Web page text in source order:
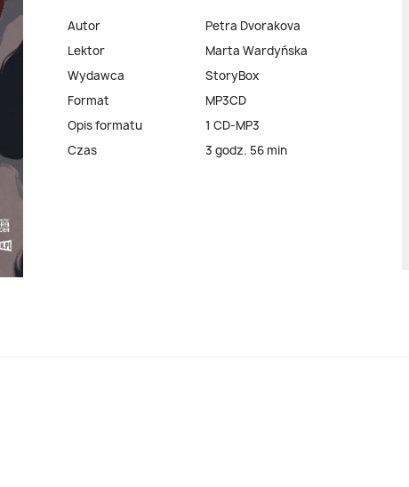
Autor
Petra Dvorakova
Lektor
Marta Wardyńska
Wydawca
StoryBox
Format
MP3CD
Opis formatu
1 CD-MP3
Czas
3 godz. 56 min